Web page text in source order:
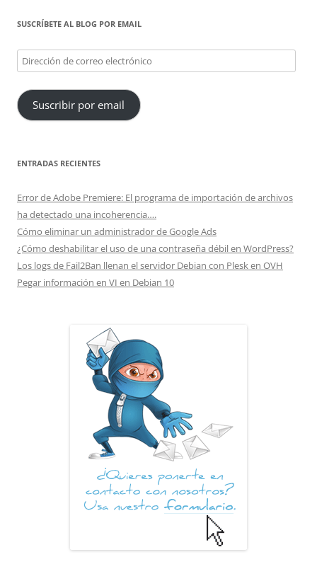
SUSCRÍBETE AL BLOG POR EMAIL
Dirección
de
correo
electrónico
Suscribir por email
ENTRADAS RECIENTES
Error de Adobe Premiere: El programa de importación de archivos
ha detectado una incoherencia….
Cómo eliminar un administrador de Google Ads
¿Cómo deshabilitar el uso de una contraseña débil en WordPress?
Los logs de Fail2Ban llenan el servidor Debian con Plesk en OVH
Pegar información en VI en Debian 10